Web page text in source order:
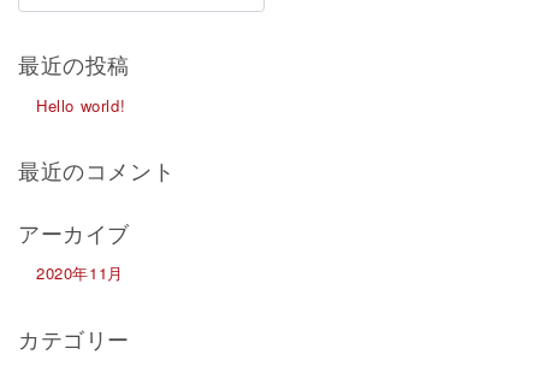
ビ
ー
ン
最近の投稿
Hello world!
最近のコメント
アーカイブ
2020年11月
カテゴリー